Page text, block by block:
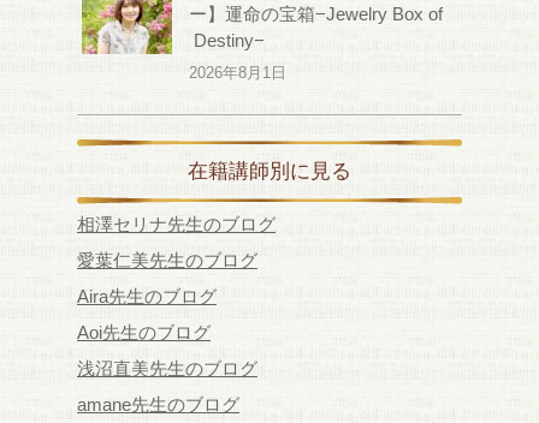
ー】運命の宝箱−Jewelry Box of
Destiny−
2026年8月1日
在籍講師別に見る
相澤セリナ先生のブログ
愛葉仁美先生のブログ
Aira先生のブログ
Aoi先生のブログ
浅沼直美先生のブログ
amane先生のブログ